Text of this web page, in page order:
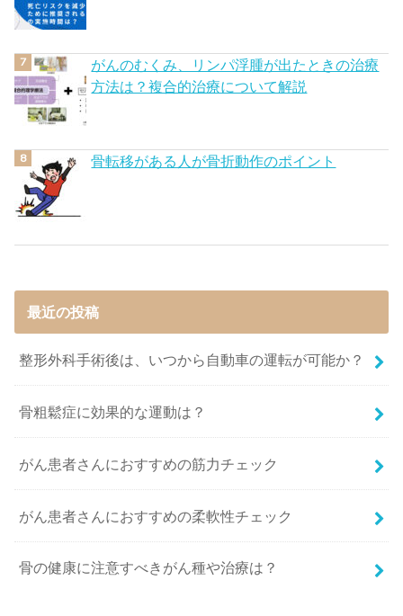
がんのむくみ、リンパ浮腫が出たときの治療
方法は？複合的治療について解説
骨転移がある人が骨折動作のポイント
最近の投稿
整形外科手術後は、いつから自動車の運転が可能か？
骨粗鬆症に効果的な運動は？
がん患者さんにおすすめの筋力チェック
がん患者さんにおすすめの柔軟性チェック
骨の健康に注意すべきがん種や治療は？